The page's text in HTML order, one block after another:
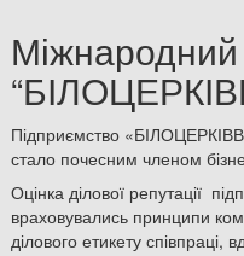
Міжнародний
Підприємство
стало почесним членом
Оцінка ділової репутації
враховувались принципи
ділового етикету співпраці,